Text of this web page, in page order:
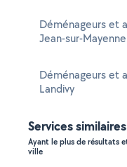
Déménageurs et
Jean-sur-Mayenne
Déménageurs et
Landivy
Services
Ayant le plus de résultats
ville